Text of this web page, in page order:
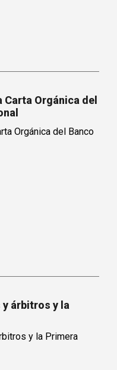
Orgánica del
árbitros y la